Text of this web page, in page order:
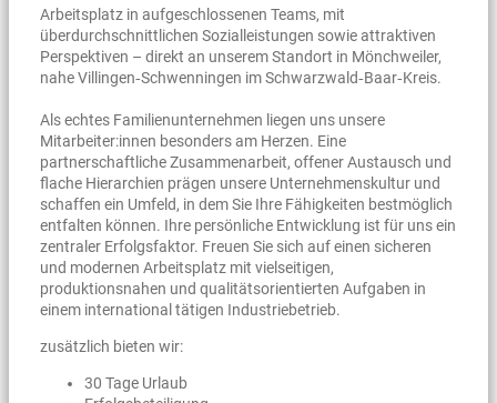
Arbeitsplatz in aufgeschlossenen Teams, mit
überdurchschnittlichen Sozialleistungen sowie attraktiven
Perspektiven – direkt an unserem Standort in Mönchweiler,
nahe Villingen‑Schwenningen im Schwarzwald‑Baar‑Kreis.
Als echtes Familienunternehmen liegen uns unsere
Mitarbeiter:innen besonders am Herzen. Eine
partnerschaftliche Zusammenarbeit, offener Austausch und
flache Hierarchien prägen unsere Unternehmenskultur und
schaffen ein Umfeld, in dem Sie Ihre Fähigkeiten bestmöglich
entfalten können. Ihre persönliche Entwicklung ist für uns ein
zentraler Erfolgsfaktor. Freuen Sie sich auf einen sicheren
und modernen Arbeitsplatz mit vielseitigen,
produktionsnahen und qualitätsorientierten Aufgaben in
einem international tätigen Industriebetrieb.
zusätzlich bieten wir:
30 Tage Urlaub